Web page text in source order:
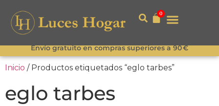
0
Envío gratuito en compras superiores a 90 €
Inicio / Productos etiquetados “eglo tarbes”
eglo tarbes